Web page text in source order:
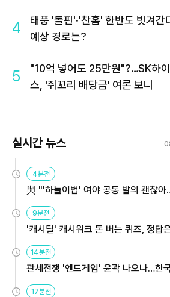
4
태풍 '돌핀'·'찬홈' 한반도 빗겨간
예상 경로는?
5
"10억 넣어도 25만원"?…SK하
스, '쥐꼬리 배당금' 여론 보니
실시간 뉴스
4분전
與 "'하늘이법' 여야 공동 발의 괜찮
9분전
'캐시딜' 캐시워크 돈 버는 퀴즈, 정답
14분전
관세전쟁 '엔드게임' 윤곽 나오나…한
17분전